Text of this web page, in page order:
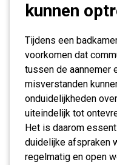
kunnen
Tijdens een
voorkomen dat
tussen de aannemer
misverstanden
onduidelijkheden
uiteindelijk tot
Het is daarom
duidelijke afspraken
regelmatig en open